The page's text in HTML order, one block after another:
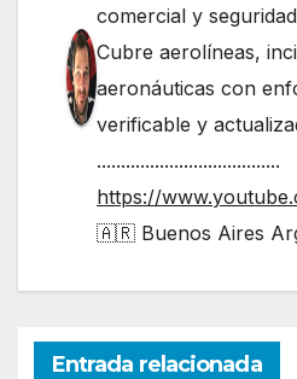
comercial y
Cubre aerolíneas,
aeronáuticas con
verificable y
......................................
https://
🇦🇷 Buenos Aires
Entrada relacionada